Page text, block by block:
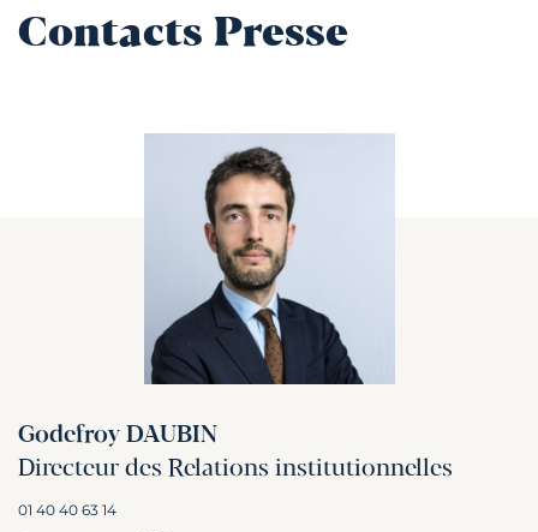
Contacts Presse
Godefroy DAUBIN
Directeur des Relations institutionnelles
01 40 40 63 14